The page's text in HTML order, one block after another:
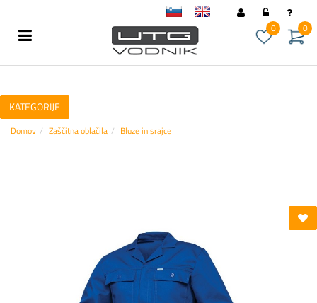
0
0
KATEGORIJE
Domov Zaščitna oblačila Bluze in srajce